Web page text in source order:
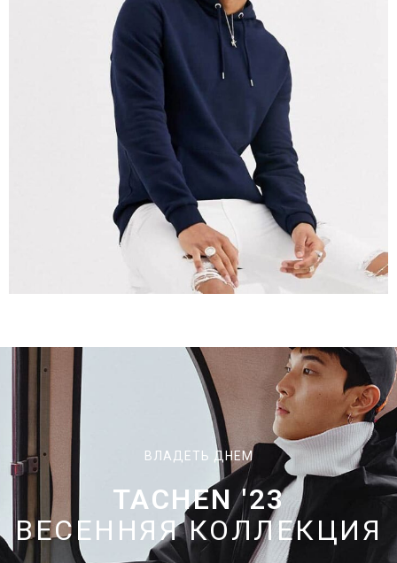
ВЛАДЕТЬ ДНЕМ
TACHEN '23
ВЕСЕННЯЯ КОЛЛЕКЦИЯ